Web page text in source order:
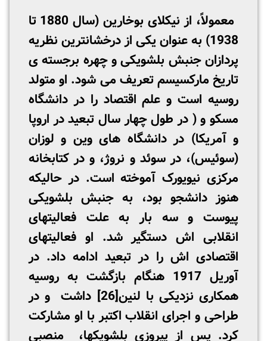
معمولاً، از نیکلای بوخارین (سال 1880 تا
1938) به عنوان یکی از درخشان­ترین نظریه
­پردازان جنبش بلشویکی و چهره برجسته­ ی
تاریخ مارکسیسم تعریف می­ شود. او متولد
روسیه است و علم اقتصاد را در دانشگاه
مسکو و ( در طول چهار سال تبعید در اروپا
و آمریکا) در دانشگاه­ های وین و لوزان
(سوئیس)، در سوئد و نروژ، و در کتابخانه
مرکزی نیویورک آموخته است. در حالیکه
هنوز دانشجو بود، به جنبش بلشویکی
پیوست و سه بار به علت فعالیتهای
انقلابی ­اش دستگیر شد. او فعالیتهای
اقتصادی­ اش را در تبعید ادامه داد. در
آوریل 1917 هنگام بازگشت به روسیه
همکاری نزدیکی با لنین[26]
داشت و در
طراحی و اجرای انقلاب اکتبر با او مشارکت
کرد. پس از پیروزی بلشویک­ها، منصبی